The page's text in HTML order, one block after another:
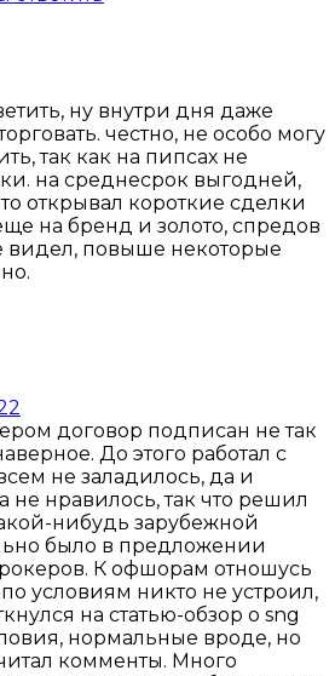
ну внутри дня даже
честно, не особо могу
так как на пипсах не
на среднесрок выгодней,
открывал короткие сделки
на бренд и золото, спредов
видел, повыше некоторые
договор подписан не так
До этого работал с
не заладилось, да и
не нравилось, так что решил
нибудь зарубежной
было в предложении
К офшорам отношусь
условиям никто не устроил,
на статью-обзор о sng
нормальные вроде, но
комменты. Много